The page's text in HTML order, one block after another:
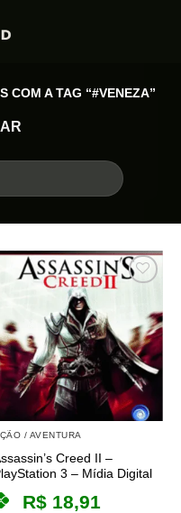
COM A TAG “#VENEZA”
/ AVENTURA
Creed II –
3 – Mídia Digital
R$ 18,91